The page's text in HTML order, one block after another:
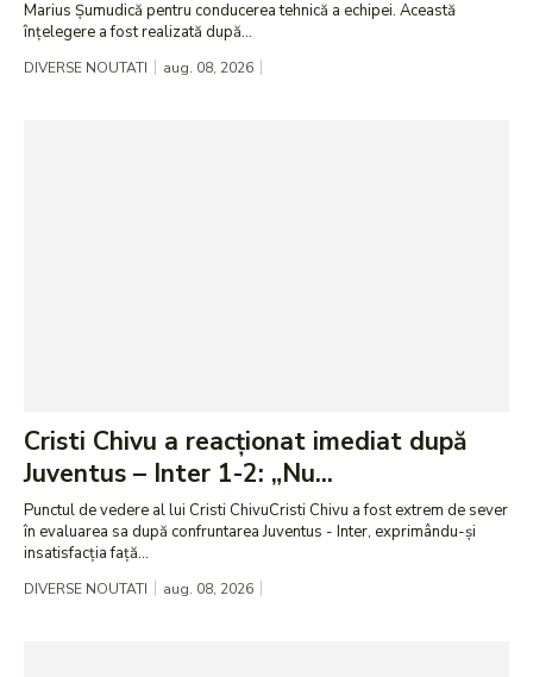
Marius Șumudică pentru conducerea tehnică a echipei. Această
înțelegere a fost realizată după...
DIVERSE NOUTATI aug. 08, 2026
Cristi Chivu a reacționat imediat după
Juventus – Inter 1-2: „Nu...
Punctul de vedere al lui Cristi ChivuCristi Chivu a fost extrem de sever
în evaluarea sa după confruntarea Juventus - Inter, exprimându-și
insatisfacția față...
DIVERSE NOUTATI aug. 08, 2026